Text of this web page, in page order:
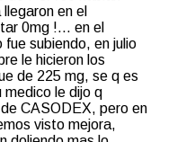
en el
0mg !... en el
subiendo, en julio
le hicieron los
de 225 mg, se q es
medico le dijo q
CASODEX, pero en
visto mejora,